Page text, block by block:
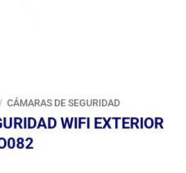
/ CÁMARAS DE SEGURIDAD
WIFI EXTERIOR